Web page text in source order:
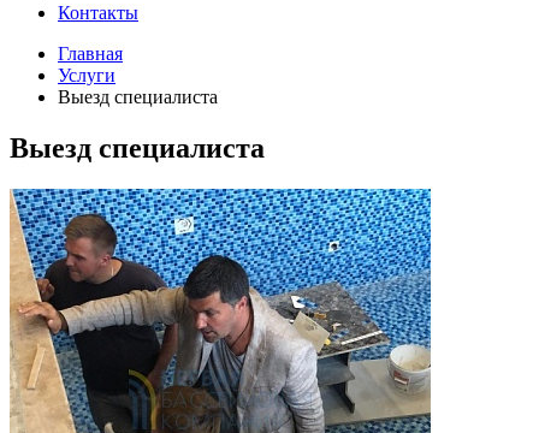
Контакты
Главная
Услуги
Выезд специалиста
Выезд специалиста